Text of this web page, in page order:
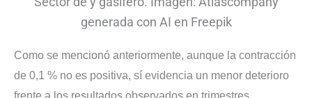
generada con AI en Freepik
Como se mencionó anteriormente, aunque la contracción
de 0,1 % no es positiva, sí evidencia un menor deterioro
frente a los resultados observados en trimestres